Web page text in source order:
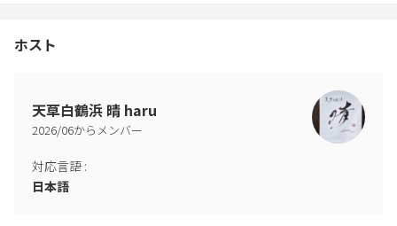
ホスト
天草白鶴浜 晴 haru
2026/06からメンバー
対応言語 :
日本語